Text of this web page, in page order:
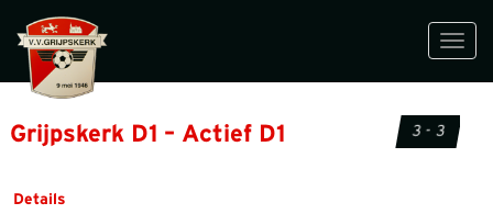
Grijpskerk D1 – Actief D1 3 - 3
Details